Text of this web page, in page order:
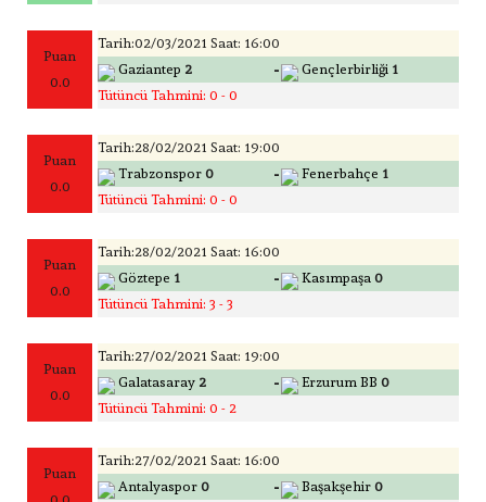
Puan
0.0
Tarih:02/03/2021 Saat: 16:00
Gaziantep 2 - Gençlerbirliği 1
Tütüncü Tahmini: 0 - 0
Puan
0.0
Tarih:28/02/2021 Saat: 19:00
Trabzonspor 0 - Fenerbahçe 1
Tütüncü Tahmini: 0 - 0
Puan
0.0
Tarih:28/02/2021 Saat: 16:00
Göztepe 1 - Kasımpaşa 0
Tütüncü Tahmini: 3 - 3
Puan
0.0
Tarih:27/02/2021 Saat: 19:00
Galatasaray 2 - Erzurum BB 0
Tütüncü Tahmini: 0 - 2
Puan
Tarih:27/02/2021 Saat: 16:00
Antalyaspor 0 - Başakşehir 0